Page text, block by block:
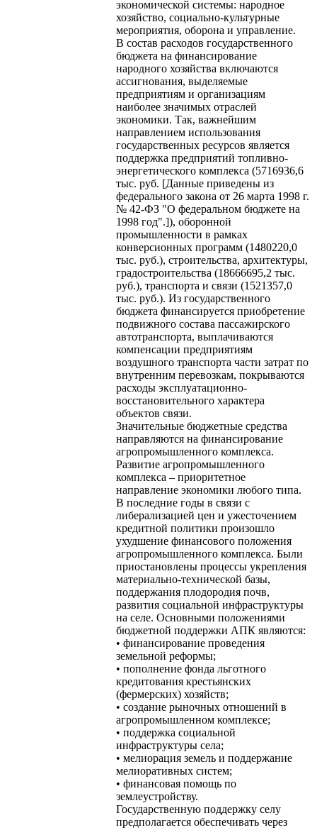
экономической системы: народное
хозяйство, социально-культурные
мероприятия, оборона и управление.
В состав расходов государственного
бюджета на финансирование
народного хозяйства включаются
ассигнования, выделяемые
предприятиям и организациям
наиболее значимых отраслей
экономики. Так, важнейшим
направлением использования
государственных ресурсов является
поддержка предприятий топливно-
энергетического комплекса (5716936,6
тыс. руб. [Данные приведены из
федерального закона от 26 марта 1998 г.
№ 42-ФЗ "О федеральном бюджете на
1998 год".]), оборонной
промышленности в рамках
конверсионных программ (1480220,0
тыс. руб.), строительства, архитектуры,
градостроительства (18666695,2 тыс.
руб.), транспорта и связи (1521357,0
тыс. руб.). Из государственного
бюджета финансируется приобретение
подвижного состава пассажирского
автотранспорта, выплачиваются
компенсации предприятиям
воздушного транспорта части затрат по
внутренним перевозкам, покрываются
расходы эксплуатационно-
восстановительного характера
объектов связи.
Значительные бюджетные средства
направляются на финансирование
агропромышленного комплекса.
Развитие агропромышленного
комплекса – приоритетное
направление экономики любого типа.
В последние годы в связи с
либерализацией цен и ужесточением
кредитной политики произошло
ухудшение финансового положения
агропромышленного комплекса. Были
приостановлены процессы укрепления
материально-технической базы,
поддержания плодородия почв,
развития социальной инфраструктуры
на селе. Основными положениями
бюджетной поддержки АПК являются:
• финансирование проведения
земельной реформы;
• пополнение фонда льготного
кредитования крестьянских
(фермерских) хозяйств;
• создание рыночных отношений в
агропромышленном комплексе;
• поддержка социальной
инфраструктуры села;
• мелиорация земель и поддержание
мелиоративных систем;
• финансовая помощь по
землеустройству.
Государственную поддержку селу
предполагается обеспечивать через